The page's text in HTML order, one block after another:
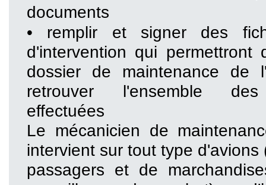
documents
• remplir et signer des
d'intervention qui permettront
dossier de maintenance de
retrouver l'ensemble des
effectuées
Le mécanicien de
intervient sur tout type d'avions
passagers et de